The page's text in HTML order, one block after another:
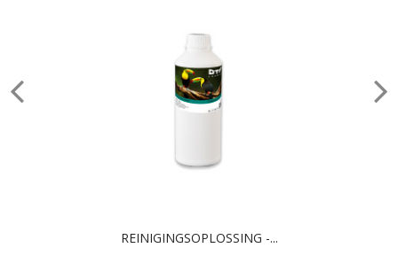
REINIGINGSOPLOSSING -...